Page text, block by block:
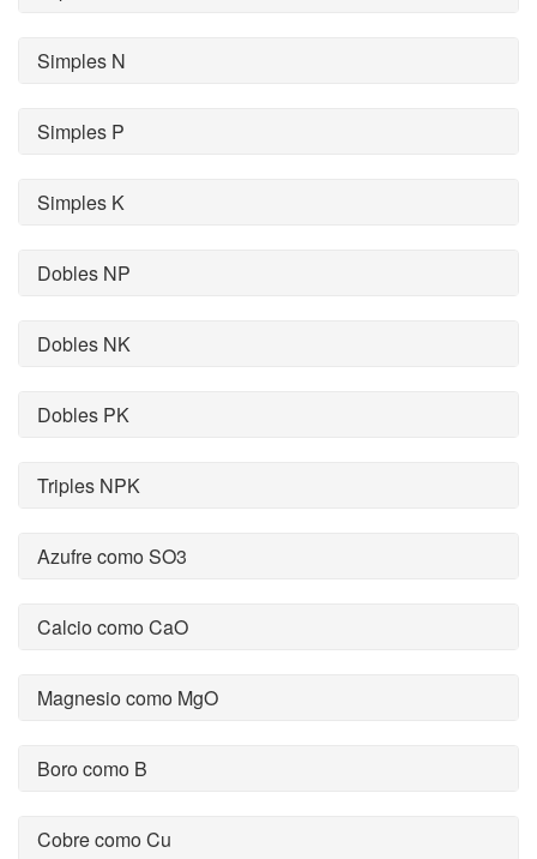
Simples N
Simples P
Simples K
Dobles NP
Dobles NK
Dobles PK
Triples NPK
Azufre como SO3
Calcio como CaO
Magnesio como MgO
Boro como B
Cobre como Cu